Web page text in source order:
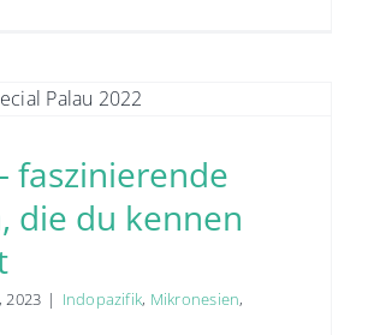
faszinierende
die du kennen
2023 | Indopazifik, Mikronesien,